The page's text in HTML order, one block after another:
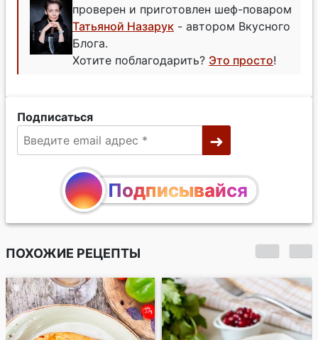
проверен и приготовлен шеф-поваром
Татьяной Назарук - автором Вкусного
Блога.
Хотите поблагодарить? Это просто!
Подписаться
Подписывайся
ПОХОЖИЕ РЕЦЕПТЫ
Чахохбили из
курицы